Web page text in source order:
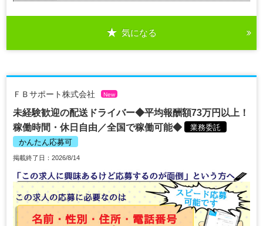
気になる
ＦＢサポート株式会社 New
未経験歓迎の配送ドライバー◆平均報酬額73万円以上！
稼働時間・休日自由／全国で稼働可能◆
業務委託
かんたん応募可
掲載終了日：2026/8/14